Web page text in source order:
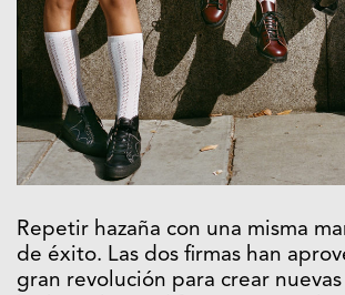
Repetir hazaña con una misma
de éxito. Las dos firmas han
gran revolución para crear